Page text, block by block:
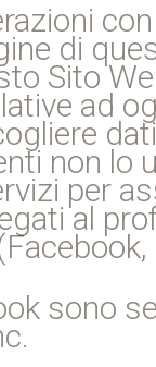
di
Sito
ad
non lo
per
al
sono